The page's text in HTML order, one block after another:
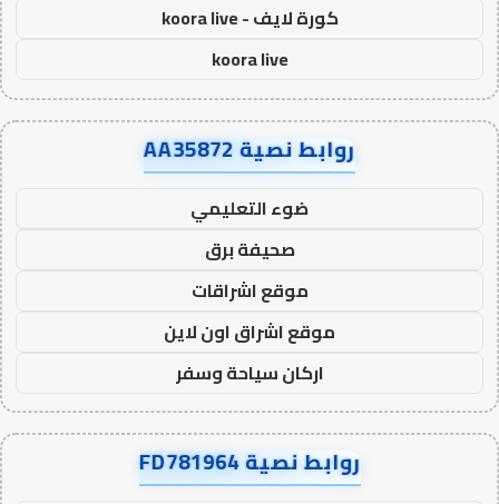
كورة لايف - koora live
koora live
روابط نصية AA35872
ضوء التعليمي
صحيفة برق
موقع اشراقات
موقع اشراق اون لاين
اركان سياحة وسفر
روابط نصية FD781964